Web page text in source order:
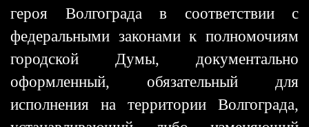
героя Волгограда в соответствии с
федеральными законами к полномочиям
городской Думы, документально
оформленный, обязательный для
исполнения на территории Волгограда,